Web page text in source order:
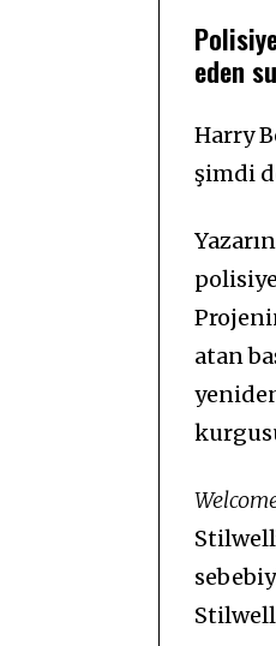
eden
Harry
şimdi
atan